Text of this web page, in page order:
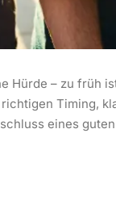
– zu früh
Timing,
eines